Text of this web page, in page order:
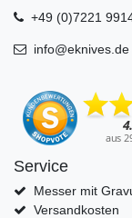
+49 (0)7221
info@eknives.de
Service
Messer mit
Versandkosten